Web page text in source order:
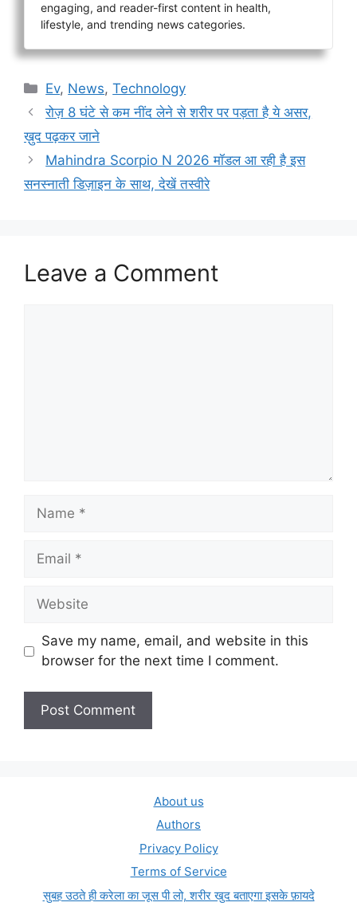
engaging, and reader-first content in health,
lifestyle, and trending news categories.
Categories
Ev, News,Technology
रोज़ 8 घंटे से कम नींद लेने से शरीर पर पड़ता है ये असर,
ख़ुद पढ़कर जाने
Mahindra Scorpio N 2026 मॉडल आ रही है इस
सनस्नाती डिज़ाइन के साथ, देखें तस्वीरे
Leave a Comment
Name
Email
Website
Save my name, email, and website in this
browser for the next time I comment.
About us
Authors
Privacy Policy
Terms of Service
सुबह उठते ही करेला का जूस पी लो, शरीर खुद बताएगा इसके फ़ायदे